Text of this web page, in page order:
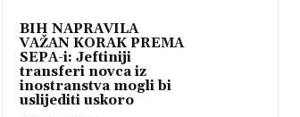
BIH NAPRAVILA
VAŽAN KORAK PREMA
SEPA-i: Jeftiniji
transferi novca iz
inostranstva mogli bi
uslijediti uskoro